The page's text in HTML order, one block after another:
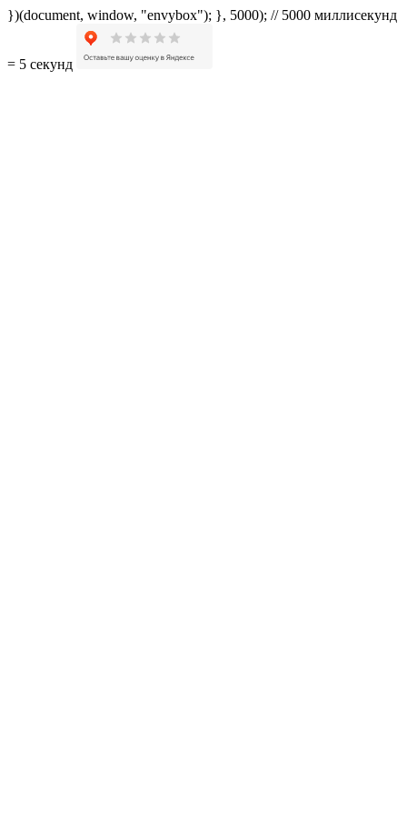
})(document, window, "envybox"); }, 5000); // 5000 миллисекунд
= 5 секунд